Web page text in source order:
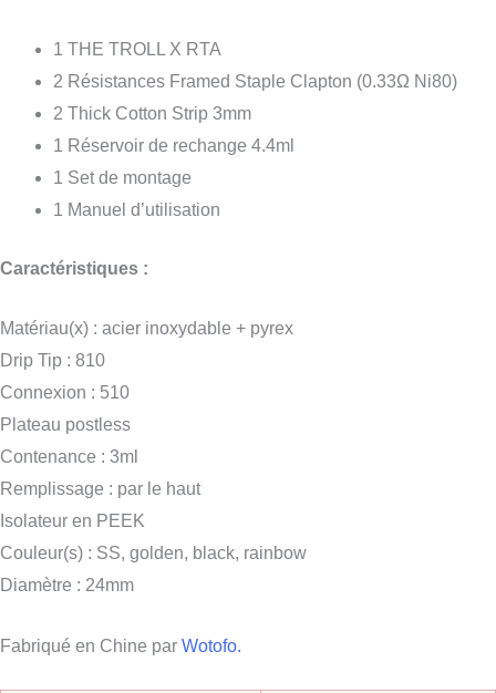
1 THE TROLL X RTA
2 Résistances Framed Staple Clapton (0.33Ω Ni80)
2 Thick Cotton Strip 3mm
1 Réservoir de rechange 4.4ml
1 Set de montage
1 Manuel d’utilisation
Caractéristiques :
Matériau(x) : acier inoxydable + pyrex
Drip Tip : 810
Connexion : 510
Plateau postless
Contenance : 3ml
Remplissage : par le haut
Isolateur en PEEK
Couleur(s) : SS, golden, black, rainbow
Diamètre : 24mm
Fabriqué en Chine par Wotofo.